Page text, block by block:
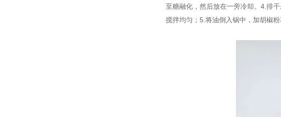
至糖融化，然后放在一旁冷却。4.排
搅拌均匀；5.将油倒入锅中，加胡椒